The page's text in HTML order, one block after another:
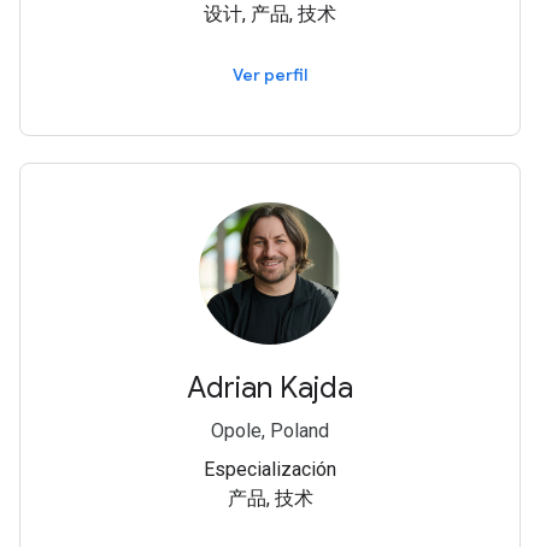
设计, 产品, 技术
Ver perfil
Adrian Kajda
Opole, Poland
Especialización
产品, 技术